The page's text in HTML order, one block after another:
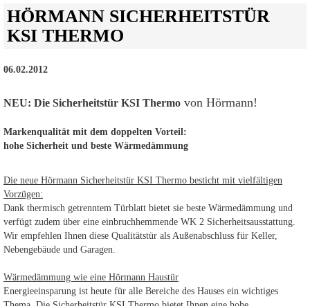
HÖRMANN SICHERHEITSTÜR
KSI THERMO
06.02.2012
NEU: Die Sicherheitstür KSI Thermo von Hörmann!
Markenqualität mit dem doppelten Vorteil:
hohe Sicherheit und beste Wärmedämmung
Die neue Hörmann Sicherheitstür KSI Thermo besticht mit vielfältigen
Vorzügen:
Dank thermisch getrenntem Türblatt bietet sie beste Wärmedämmung und
verfügt zudem über eine einbruchhemmende WK 2 Sicherheitsausstattung.
Wir empfehlen Ihnen diese Qualitätstür als Außenabschluss für Keller,
Nebengebäude und Garagen.
Wärmedämmung wie eine Hörmann Haustür
Energieeinsparung ist heute für alle Bereiche des Hauses ein wichtiges